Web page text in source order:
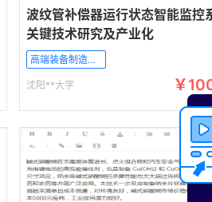
波纹管补偿器运行状态智能监控
关键技术研究及产业化
高端装备制造产业
沈阳**大学 ￥